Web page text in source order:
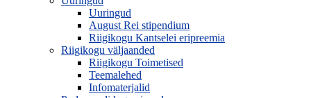
Uuringud
August Rei stipendium
Riigikogu Kantselei eripreemia
Riigikogu väljaanded
Riigikogu Toimetised
Teemalehed
Infomaterjalid